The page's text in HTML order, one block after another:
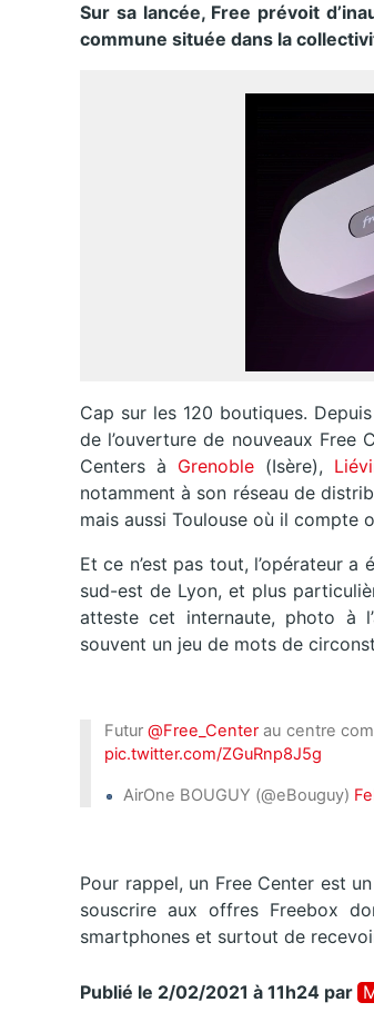
Sur sa lancée, Free prévoit
commune située dans la
Cap sur les 120 boutiques.
de l’ouverture de nouveaux Free
Centers à Grenoble(Isère),
notamment à son réseau de
mais aussi Toulouse où il compte
Et ce n’est pas tout, l’opérateur
sud-est de Lyon, et plus
atteste cet internaute, photo à
souvent un jeu de mots de
Futur@Free_Center au centre
pic.twitter.com/ZGuRnp8J5g
AirOne BOUGUY (@eBouguy)
Pour rappel, un Free Center est
souscrire aux offres Freebox
smartphones et surtout de
Publié le 2/02/2021 à 11h24 par